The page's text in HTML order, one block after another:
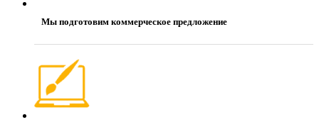
Мы подготовим коммерческое предложение